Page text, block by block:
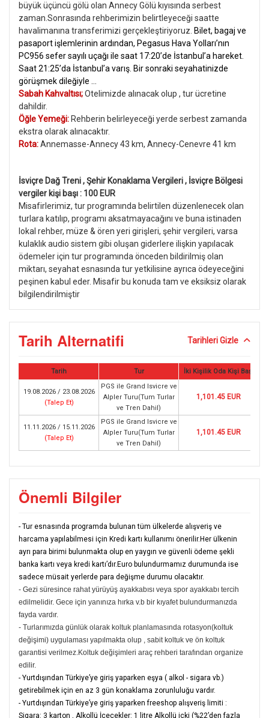
büyük üçüncü gölü olan Annecy Gölü kıyısında serbest
zaman. Sonrasında rehberimizin belirtleyeceği saatte
havalimanına transferimizi gerçekleştiriyoruz. Bilet, bagaj ve
pasaport işlemlerinin ardından, Pegasus Hava Yolları’nın
PC956 sefer sayılı uçağı ile saat 17:20’de İstanbul’a hareket.
Saat 21:25’da İstanbul’a varış. Bir sonraki seyahatinizde
görüşmek dileğiyle …
Sabah Kahvaltısı;Otelimizde alınacak olup , tur ücretine
dahildir.
Öğle Yemeği: Rehberin belirleyeceği yerde serbest zamanda
ekstra olarak alınacaktır.
Rota:Annemasse-Annecy 43 km, Annecy-Cenevre 41 km
İsviçre Dağ Treni , Şehir Konaklama Vergileri , İsviçre Bölgesi
vergiler kişi başı : 100 EUR
Misafirlerimiz, tur programında belirtilen düzenlenecek olan
turlara katılıp, programı aksatmayacağını ve buna istinaden
lokal rehber, müze & ören yeri girişleri, şehir vergileri, varsa
kulaklık audio sistem gibi oluşan giderlere ilişkin yapılacak
ödemeler için tur programında önceden bildirilmiş olan
miktarı, seyahat esnasında tur yetkilisine ayrıca ödeyeceğini
peşinen kabul eder. Misafir bu konuda tam ve eksiksiz olarak
bilgilendirilmiştir
Tarih Alternatifi Tarihleri Gizle
Tarih Tur İki Kişilik Oda Kişi Başı
19.08.2026 / 23.08.2026
(Talep Et)
PGS ile Grand Isvicre ve
Alpler Turu(Tum Turlar
ve Tren Dahil)
1,101.45 EUR
11.11.2026 / 15.11.2026
(Talep Et)
PGS ile Grand Isvicre ve
Alpler Turu(Tum Turlar
ve Tren Dahil)
1,101.45 EUR
Önemli Bilgiler
- Tur esnasında programda bulunan tüm ülkelerde alışveriş ve
harcama yapılabilmesi için Kredi kartı kullanımı önerilir.Her ülkenin
ayrı para birimi bulunmakta olup en yaygın ve güvenli ödeme şekli
banka kartı veya kredi kartı’dır.Euro bulundurmamız durumunda ise
sadece müsait yerlerde para değişme durumu olacaktır.
- Gezi süresince rahat yürüyüş ayakkabısı veya spor ayakkabı tercih
edilmelidir. Gece için yanınıza hırka v.b bir kıyafet bulundurmanızda
fayda vardır.
- Turlarımızda günlük olarak koltuk planlamasında rotasyon(koltuk
değişimi) uygulaması yapılmakta olup , sabit koltuk ve ön koltuk
garantisi verilmez.Koltuk değişimleri araç rehberi tarafından organize
edilir.
- Yurtdışından Türkiye’ye giriş yaparken eşya ( alkol - sigara vb.)
getirebilmek için en az 3 gün konaklama zorunluluğu vardır.
- Yurtdışından Türkiye’ye giriş yaparken freeshop alışveriş limiti :
Sigara: 3 karton , Alkollü İçecekler: 1 litre Alkollü içki (%22’den fazla